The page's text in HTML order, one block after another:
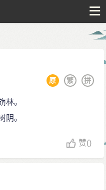
拼
繁
原
林。
阴。
赞()